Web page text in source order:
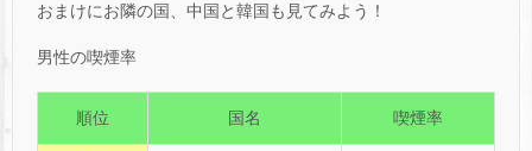
おまけにお隣の国、中国と韓国も見てみよう！
男性の喫煙率
順位 国名 喫煙率